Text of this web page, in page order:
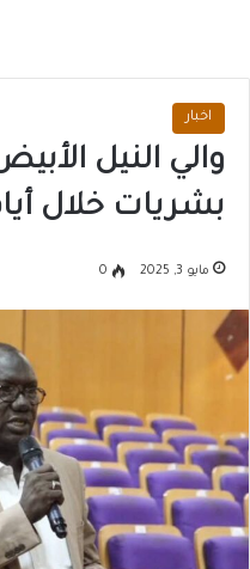
اخبار
والي النيل
بشريات خلال
مايو 3, 2025 0